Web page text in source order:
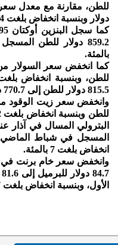
دولار وبنسبة انخفاض بلغت 1.4 بالمئة.
بالمئة.
815.5 دولار للطن إلى 770.7 دولار للطن, بنسبة بلغت 5.5 بالمئة.
انخفاض بلغت 7 بالمئة.
وانخفض سعر خام برنت في
الأول، وبنسبة انخفاض بلغت 3.7 بالمئة.